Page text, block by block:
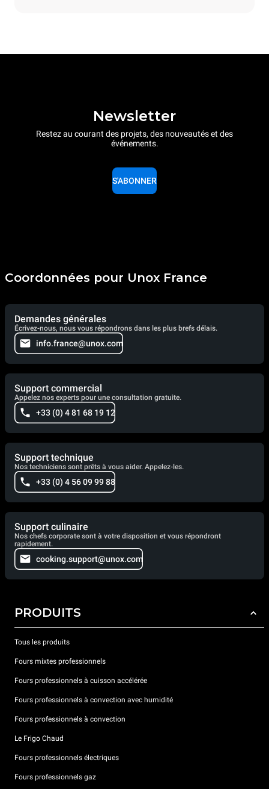
Newsletter
Restez au courant des projets, des nouveautés et des
événements.
S'ABONNER
Coordonnées pour Unox France
Demandes générales
Écrivez-nous, nous vous répondrons dans les plus brefs délais.
info.france@unox.com
Support commercial
Appelez nos experts pour une consultation gratuite.
+33 (0) 4 81 68 19 12
Support technique
Nos techniciens sont prêts à vous aider. Appelez-les.
+33 (0) 4 56 09 99 88
Support culinaire
Nos chefs corporate sont à votre disposition et vous répondront
rapidement.
cooking.support@unox.com
PRODUITS
Tous les produits
Fours mixtes professionnels
Fours professionnels à cuisson accélérée
Fours professionnels à convection avec humidité
Fours professionnels à convection
Le Frigo Chaud
Fours professionnels électriques
Fours professionnels gaz